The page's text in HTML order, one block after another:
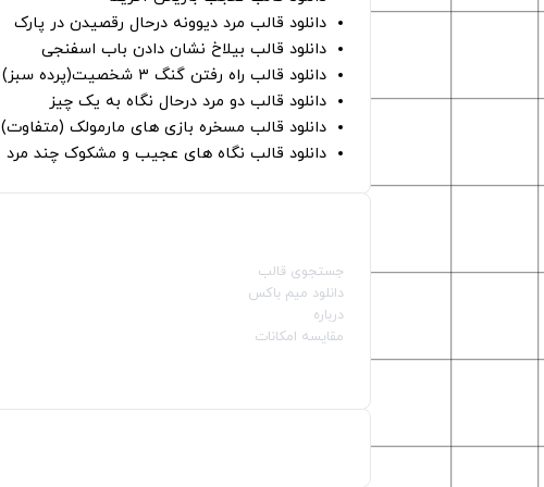
دانلود قالب مرد دیوونه درحال رقصیدن در پارک
دانلود قالب بیلاخ نشان دادن باب اسفنجی
دانلود قالب راه رفتن گنگ ۳ شخصیت(پرده سبز)
دانلود قالب دو مرد درحال نگاه به یک چیز
دانلود قالب مسخره بازی های مارمولک (متفاوت)
دانلود قالب نگاه های عجیب و مشکوک چند مرد
جستجوی قالب
دانلود میم باکس
درباره
مقایسه امکانات